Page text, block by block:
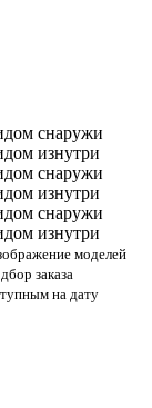
моделей
заказа
на дату